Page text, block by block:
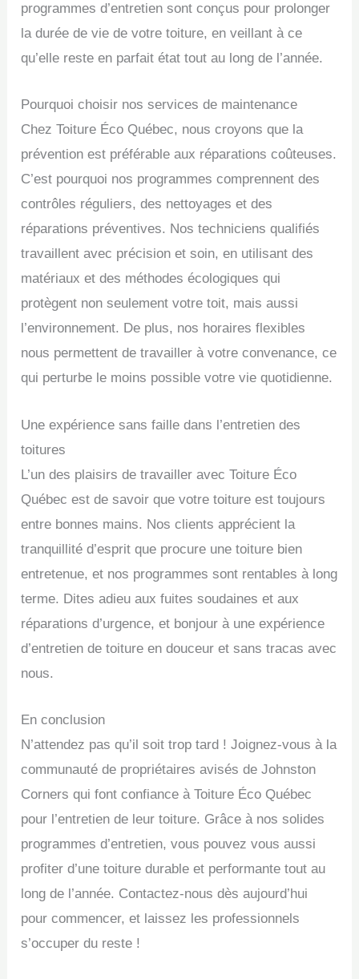
programmes d’entretien sont conçus pour prolonger
la durée de vie de votre toiture, en veillant à ce
qu’elle reste en parfait état tout au long de l’année.
Pourquoi choisir nos services de maintenance
Chez Toiture Éco Québec, nous croyons que la
prévention est préférable aux réparations coûteuses.
C’est pourquoi nos programmes comprennent des
contrôles réguliers, des nettoyages et des
réparations préventives. Nos techniciens qualifiés
travaillent avec précision et soin, en utilisant des
matériaux et des méthodes écologiques qui
protègent non seulement votre toit, mais aussi
l’environnement. De plus, nos horaires flexibles
nous permettent de travailler à votre convenance, ce
qui perturbe le moins possible votre vie quotidienne.
Une expérience sans faille dans l’entretien des
toitures
L’un des plaisirs de travailler avec Toiture Éco
Québec est de savoir que votre toiture est toujours
entre bonnes mains. Nos clients apprécient la
tranquillité d’esprit que procure une toiture bien
entretenue, et nos programmes sont rentables à long
terme. Dites adieu aux fuites soudaines et aux
réparations d’urgence, et bonjour à une expérience
d’entretien de toiture en douceur et sans tracas avec
nous.
En conclusion
N’attendez pas qu’il soit trop tard ! Joignez-vous à la
communauté de propriétaires avisés de Johnston
Corners qui font confiance à Toiture Éco Québec
pour l’entretien de leur toiture. Grâce à nos solides
programmes d’entretien, vous pouvez vous aussi
profiter d’une toiture durable et performante tout au
long de l’année. Contactez-nous dès aujourd’hui
pour commencer, et laissez les professionnels
s’occuper du reste !